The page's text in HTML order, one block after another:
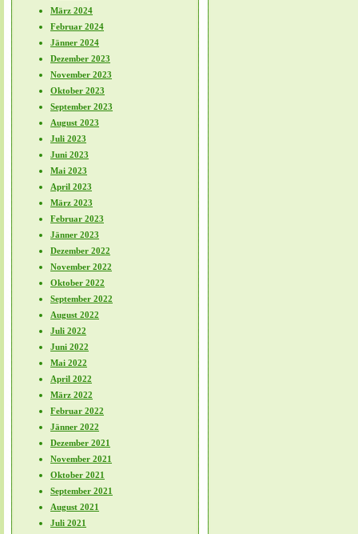
März 2024
Februar 2024
Jänner 2024
Dezember 2023
November 2023
Oktober 2023
September 2023
August 2023
Juli 2023
Juni 2023
Mai 2023
April 2023
März 2023
Februar 2023
Jänner 2023
Dezember 2022
November 2022
Oktober 2022
September 2022
August 2022
Juli 2022
Juni 2022
Mai 2022
April 2022
März 2022
Februar 2022
Jänner 2022
Dezember 2021
November 2021
Oktober 2021
September 2021
August 2021
Juli 2021